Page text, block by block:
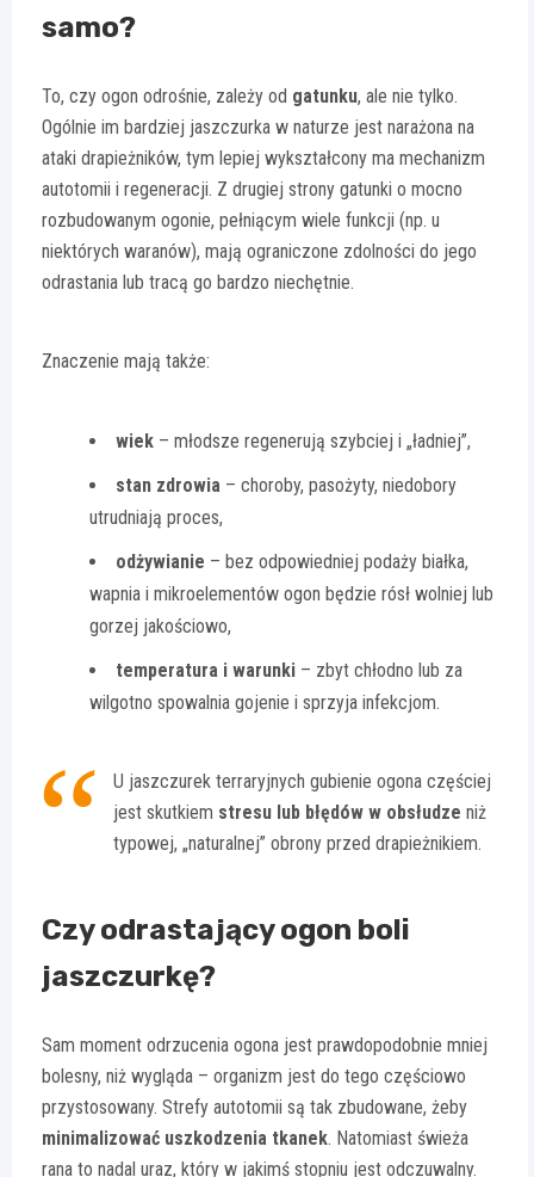
samo?
To, czy ogon odrośnie, zależy od gatunku, ale nie tylko.
Ogólnie im bardziej jaszczurka w naturze jest narażona na
ataki drapieżników, tym lepiej wykształcony ma mechanizm
autotomii i regeneracji. Z drugiej strony gatunki o mocno
rozbudowanym ogonie, pełniącym wiele funkcji (np. u
niektórych waranów), mają ograniczone zdolności do jego
odrastania lub tracą go bardzo niechętnie.
Znaczenie mają także:
wiek – młodsze regenerują szybciej i „ładniej”,
stan zdrowia – choroby, pasożyty, niedobory
utrudniają proces,
odżywianie – bez odpowiedniej podaży białka,
wapnia i mikroelementów ogon będzie rósł wolniej lub
gorzej jakościowo,
temperatura i warunki – zbyt chłodno lub za
wilgotno spowalnia gojenie i sprzyja infekcjom.
U jaszczurek terraryjnych gubienie ogona częściej
jest skutkiem stresu lub błędów w obsłudze niż
typowej, „naturalnej” obrony przed drapieżnikiem.
Czy odrastający ogon boli
jaszczurkę?
Sam moment odrzucenia ogona jest prawdopodobnie mniej
bolesny, niż wygląda – organizm jest do tego częściowo
przystosowany. Strefy autotomii są tak zbudowane, żeby
minimalizować uszkodzenia tkanek. Natomiast świeża
rana to nadal uraz, który w jakimś stopniu jest odczuwalny.